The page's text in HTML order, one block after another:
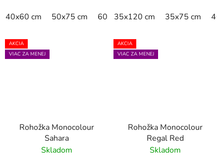
40x60 cm 50x75 cm 60x90 cm 60x180 cm
35x120 cm 35x75 cm
AKCIA
VIAC ZA MENEJ
Rohožka Monocolour
Sahara
Skladom
AKCIA
VIAC ZA MENEJ
Rohožka Monocolour
Regal Red
Skladom